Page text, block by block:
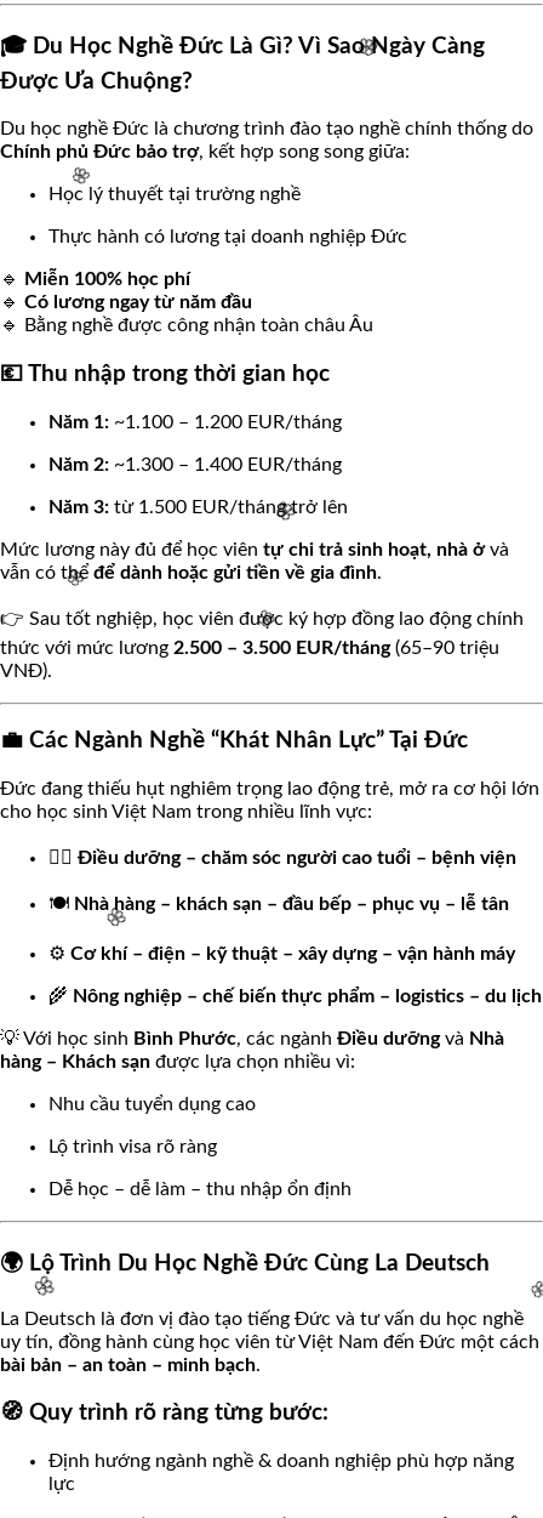
🌸
🌸
🌸
🌸
🌸
🌸
🎓 Du Học Nghề Đức Là Gì? Vì Sao Ngày Càng
Được Ưa Chuộng?
Du học nghề Đức là chương trình đào tạo nghề chính thống do
Chính phủ Đức bảo trợ, kết hợp song song giữa:
Học lý thuyết tại trường nghề
Thực hành có lương tại doanh nghiệp Đức
🔹
Miễn 100% học phí
🔹 Có lương ngay từ năm đầu
🔹 Bằng nghề được công nhận toàn châu Âu
💶 Thu nhập trong thời gian học
Năm 1: ~1.100 – 1.200 EUR/tháng
Năm 2: ~1.300 – 1.400 EUR/tháng
Năm 3: từ 1.500 EUR/tháng trở lên
Mức lương này đủ để học viên tự chi trả sinh hoạt, nhà ởvà
vẫn có thể để dành hoặc gửi tiền về gia đình.
👉 Sau tốt nghiệp, học viên được ký hợp đồng lao động chính
thức với mức lương 2.500 – 3.500 EUR/tháng(65–90 triệu
VNĐ).
💼 Các Ngành Nghề “Khát Nhân Lực” Tại Đức
Đức đang thiếu hụt nghiêm trọng lao động trẻ, mở ra cơ hội lớn
cho học sinh Việt Nam trong nhiều lĩnh vực:
Điều dưỡng – chăm sóc người cao tuổi – bệnh viện
🍽️ Nhà hàng – khách sạn – đầu bếp – phục vụ – lễ tân
⚙️ Cơ khí – điện – kỹ thuật – xây dựng – vận hành máy
🌾 Nông nghiệp – chế biến thực phẩm – logistics – du lịch
💡 Với học sinh Bình Phước, các ngành Điều dưỡngvà Nhà
hàng – Khách sạn được lựa chọn nhiều vì:
Nhu cầu tuyển dụng cao
Lộ trình visa rõ ràng
Dễ học – dễ làm – thu nhập ổn định
🌍 Lộ Trình Du Học Nghề Đức Cùng La Deutsch
La Deutsch là đơn vị đào tạo tiếng Đức và tư vấn du học nghề
uy tín, đồng hành cùng học viên từ Việt Nam đến Đức một cách
bài bản – an toàn – minh bạch.
🧭 Quy trình rõ ràng từng bước:
Định hướng ngành nghề & doanh nghiệp phù hợp năng
lực